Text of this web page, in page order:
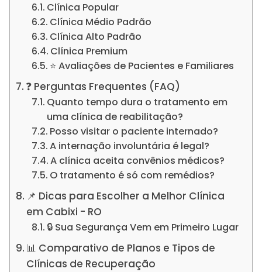
Clínica Popular
Clínica Médio Padrão
Clínica Alto Padrão
Clínica Premium
⭐ Avaliações de Pacientes e Familiares
❓ Perguntas Frequentes (FAQ)
Quanto tempo dura o tratamento em
uma clínica de reabilitação?
Posso visitar o paciente internado?
A internação involuntária é legal?
A clínica aceita convênios médicos?
O tratamento é só com remédios?
📌 Dicas para Escolher a Melhor Clínica
em Cabixi - RO
🔒 Sua Segurança Vem em Primeiro Lugar
📊 Comparativo de Planos e Tipos de
Clínicas de Recuperação